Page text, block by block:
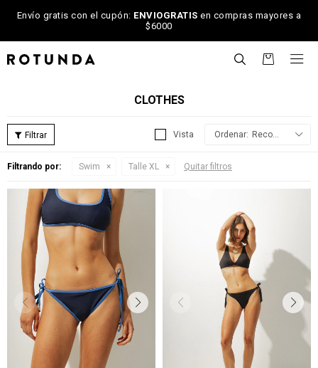
Envío gratis con el cupón: ENVIOGRATIS en compras mayores a
$6000

CLOTHES
Recomendados
Filtrando por: Swim Talle XL Quitar filtros